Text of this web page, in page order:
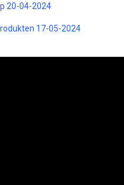
20-04-2024
17-05-2024